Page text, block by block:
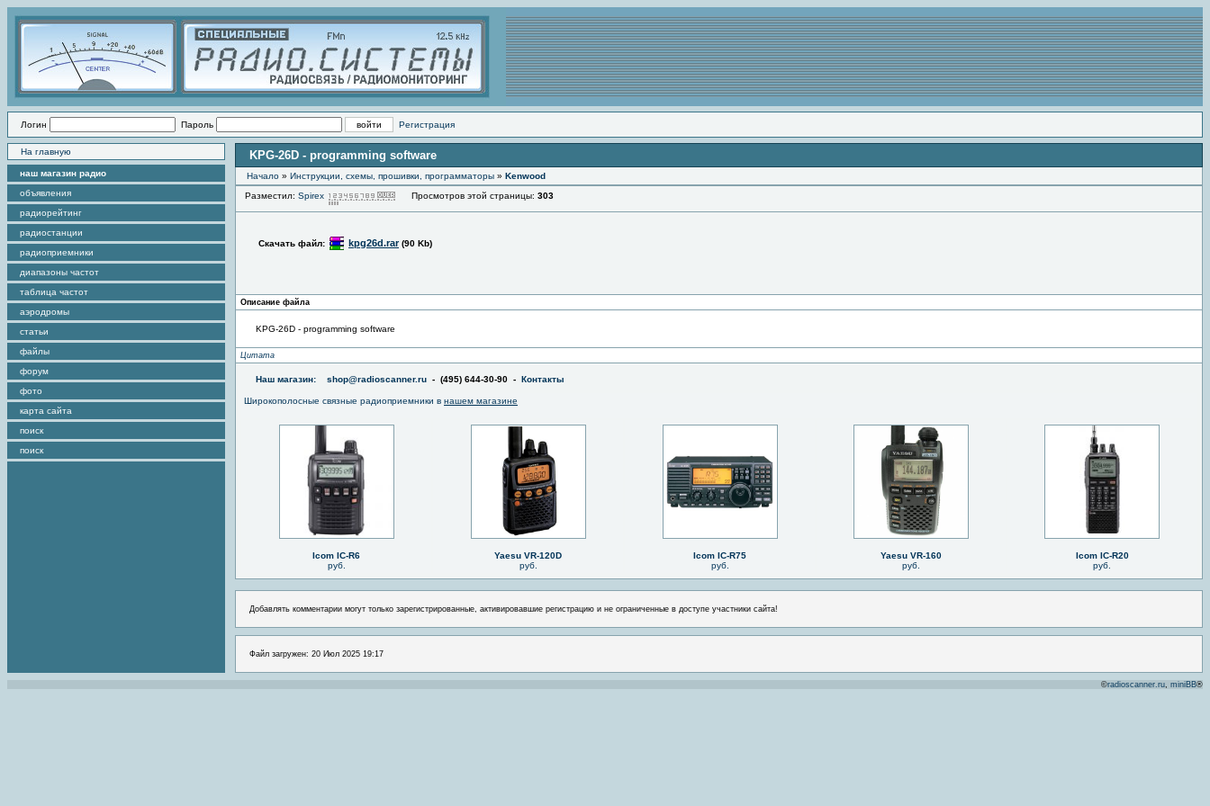
Логин Пароль Регистрация
На главную
наш магазин радио
объявления
радиорейтинг
радиостанции
радиоприемники
диапазоны частот
таблица частот
аэродромы
статьи
файлы
форум
фото
карта сайта
поиск
поиск
KPG-26D - programming software
Начало » Инструкции, схемы, прошивки, программаторы » Kenwood
Разместил: Spirex Просмотров этой страницы: 303
Скачать файл: kpg26d.rar (90 Kb)
Описание файла
KPG-26D - programming software
Цитата
Наш магазин: shop@radioscanner.ru - (495) 644-30-90 - Контакты
Широкополосные связные радиоприемники в нашем магазине
Icom IC-R6
руб.
Yaesu VR-120D
руб.
Icom IC-R75
руб.
Yaesu VR-160
руб.
Icom IC-R20
руб.
Добавлять комментарии могут только зарегистрированные, активировавшие регистрацию и не ограниченные в доступе участники сайта!
Файл загружен: 20 Июл 2025 19:17
©radioscanner.ru, miniBB®